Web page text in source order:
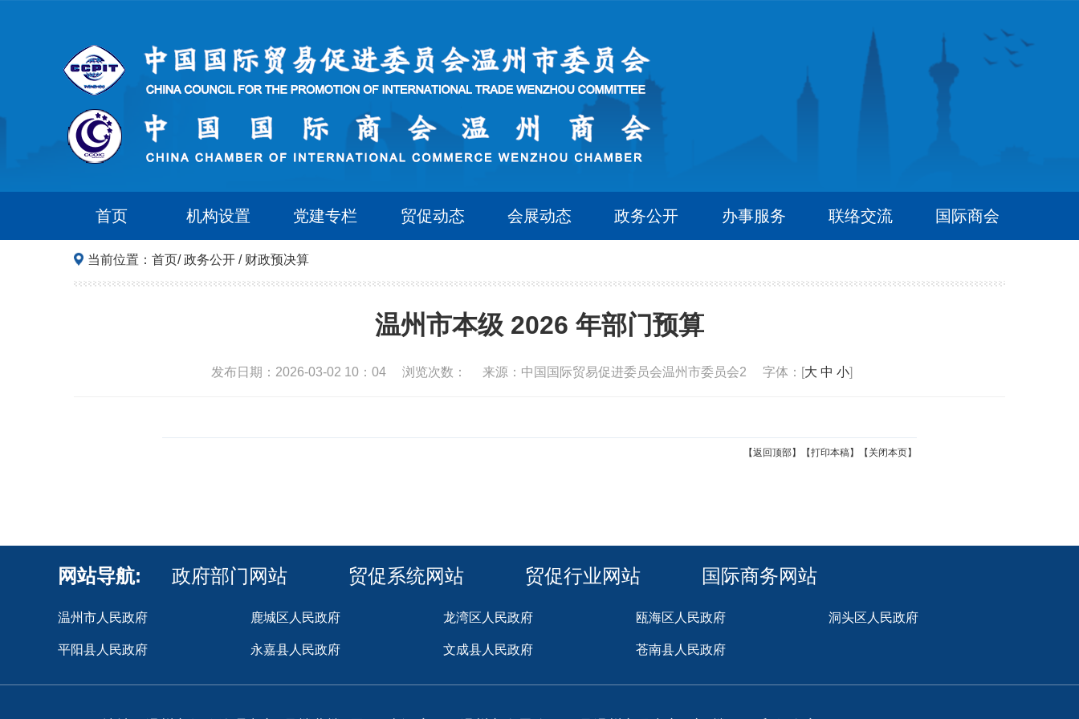
首页 机构设置 党建专栏 贸促动态 会展动态 政务公开 办事服务 联络交流 国际商会
当前位置： 首页/政务公开 / 财政预决算
温州市本级 2026 年部门预算
发布日期：2026-03-02 10：04 浏览次数： 来源：中国国际贸易促进委员会温州市委员会2 字体：[大 中 小]
【返回顶部】 【打印本稿】 【关闭本页】
网站导航: 政府部门网站 贸促系统网站 贸促行业网站 国际商务网站
温州市人民政府 鹿城区人民政府 龙湾区人民政府 瓯海区人民政府 洞头区人民政府
平阳县人民政府 永嘉县人民政府 文成县人民政府 苍南县人民政府